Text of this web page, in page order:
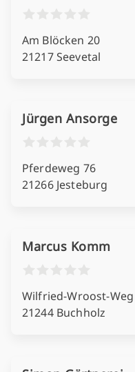
Am Blöcken 20
21217 Seevetal
Jürgen Ansorge
Pferdeweg 76
21266 Jesteburg
Marcus Komm
Wilfried-Wroost-
21244 Buchholz